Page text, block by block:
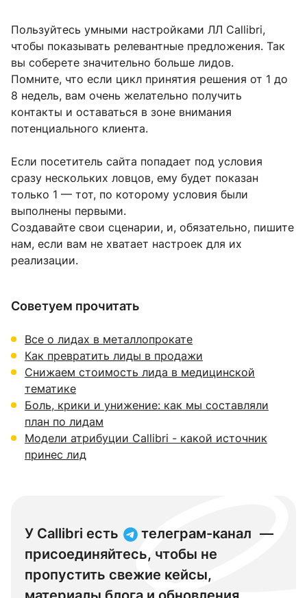
Пользуйтесь умными настройками ЛЛ Callibri,
чтобы показывать релевантные предложения. Так
вы соберете значительно больше лидов.
Помните, что если цикл принятия решения от 1 до
8 недель, вам очень желательно получить
контакты и оставаться в зоне внимания
потенциального клиента.
Если посетитель сайта попадает под условия
сразу нескольких ловцов, ему будет показан
только 1 — тот, по которому условия были
выполнены первыми.
Создавайте свои сценарии, и, обязательно, пишите
нам, если вам не хватает настроек для их
реализации.
Советуем прочитать
Все о лидах в металлопрокате
Как превратить лиды в продажи
Снижаем стоимость лида в медицинской
тематике
Боль, крики и унижение: как мы составляли
план по лидам
Модели атрибуции Callibri - какой источник
принес лид
У Callibri есть телеграм-канал —
присоединяйтесь, чтобы не
пропустить свежие кейсы,